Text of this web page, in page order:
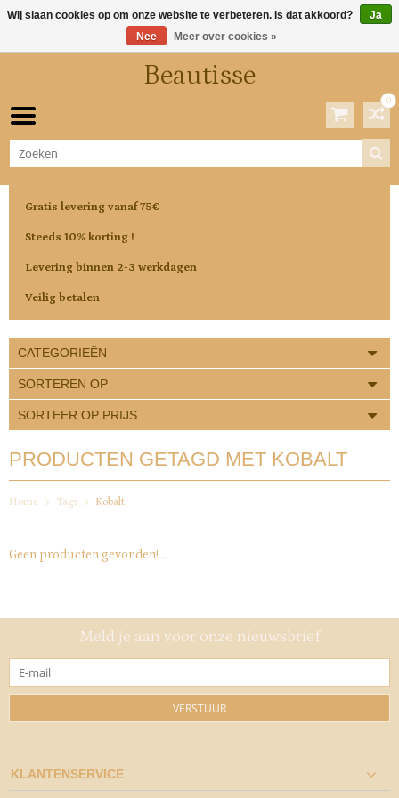
Beautisse
0
Gratis levering vanaf 75€
Steeds 10% korting !
Levering binnen 2-3 werkdagen
Veilig betalen
CATEGORIEËN
SORTEREN OP
SORTEER OP PRIJS
PRODUCTEN GETAGD MET KOBALT
Home Tags Kobalt
Geen producten gevonden!...
Meld je aan voor onze nieuwsbrief
VERSTUUR
KLANTENSERVICE
Wij slaan cookies op om onze website te verbeteren. Is dat akkoord?
Ja
Nee
Meer over cookies »